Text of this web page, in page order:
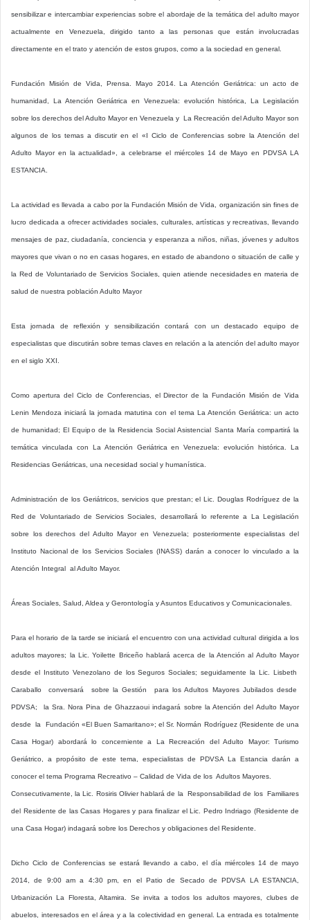
sensibilizar e intercambiar experiencias sobre el abordaje de la temática del adulto mayor
actualmente en Venezuela, dirigido tanto a las personas que están involucradas
directamente en el trato y atención de estos grupos, como a la sociedad en general.
Fundación Misión de Vida, Prensa. Mayo 2014. La Atención Geriátrica: un acto de
humanidad, La Atención Geriátrica en Venezuela: evolución histórica, La Legislación
sobre los derechos del Adulto Mayor en Venezuela y La Recreación del Adulto Mayor son
algunos de los temas a discutir en el «I Ciclo de Conferencias sobre la Atención del
Adulto Mayor en la actualidad», a celebrarse el miércoles 14 de Mayo en PDVSA LA
ESTANCIA.
La actividad es llevada a cabo por la Fundación Misión de Vida, organización sin fines de
lucro dedicada a ofrecer actividades sociales, culturales, artísticas y recreativas, llevando
mensajes de paz, ciudadanía, conciencia y esperanza a niños, niñas, jóvenes y adultos
mayores que vivan o no en casas hogares, en estado de abandono o situación de calle y
la Red de Voluntariado de Servicios Sociales, quien atiende necesidades en materia de
salud de nuestra población Adulto Mayor
Esta jornada de reflexión y sensibilización contará con un destacado equipo de
especialistas que discutirán sobre temas claves en relación a la atención del adulto mayor
en el siglo XXI.
Como apertura del Ciclo de Conferencias, el Director de la Fundación Misión de Vida
Lenin Mendoza iniciará la jornada matutina con el tema La Atención Geriátrica: un acto
de humanidad; El Equipo de la Residencia Social Asistencial Santa María compartirá la
temática vinculada con La Atención Geriátrica en Venezuela: evolución histórica. La
Residencias Geriátricas, una necesidad social y humanística.
Administración de los Geriátricos, servicios que prestan; el Lic. Douglas Rodríguez de la
Red de Voluntariado de Servicios Sociales, desarrollará lo referente a La Legislación
sobre los derechos del Adulto Mayor en Venezuela; posteriormente especialistas del
Instituto Nacional de los Servicios Sociales (INASS) darán a conocer lo vinculado a la
Atención Integral al Adulto Mayor.
Áreas Sociales, Salud, Aldea y Gerontología y Asuntos Educativos y Comunicacionales.
Para el horario de la tarde se iniciará el encuentro con una actividad cultural dirigida a los
adultos mayores; la Lic. Yoilette Briceño hablará acerca de la Atención al Adulto Mayor
desde el Instituto Venezolano de los Seguros Sociales; seguidamente la Lic. Lisbeth
Caraballo conversará sobre la Gestión para los Adultos Mayores Jubilados desde
PDVSA; la Sra. Nora Pina de Ghazzaoui indagará sobre la Atención del Adulto Mayor
desde la Fundación «El Buen Samaritano»; el Sr. Normán Rodríguez (Residente de una
Casa Hogar) abordará lo concerniente a La Recreación del Adulto Mayor: Turismo
Geriátrico, a propósito de este tema, especialistas de PDVSA La Estancia darán a
conocer el tema Programa Recreativo – Calidad de Vida de los Adultos Mayores.
Consecutivamente, la Lic. Rosiris Olivier hablará de la Responsabilidad de los Familiares
del Residente de las Casas Hogares y para finalizar el Lic. Pedro Indriago (Residente de
una Casa Hogar) indagará sobre los Derechos y obligaciones del Residente.
Dicho Ciclo de Conferencias se estará llevando a cabo, el día miércoles 14 de mayo
2014, de 9:00 am a 4:30 pm, en el Patio de Secado de PDVSA LA ESTANCIA,
Urbanización La Floresta, Altamira. Se invita a todos los adultos mayores, clubes de
abuelos, interesados en el área y a la colectividad en general. La entrada es totalmente